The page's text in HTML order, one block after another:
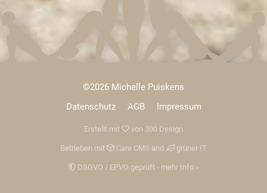
©2026 Michelle Puiskens
Datenschutz
AGB Impressum
Erstellt mit von 300 Design
Betrieben mit Care CMS and grüner IT
DSGVO / EPVO geprüft - mehr Info »